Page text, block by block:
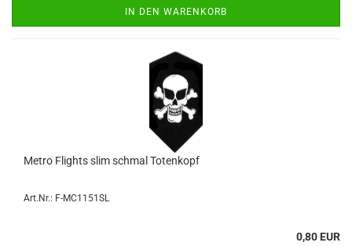
IN DEN WARENKORB
Metro Flights slim schmal To­ten­kopf
Art.Nr.: F-MC1151SL
0,80 EUR